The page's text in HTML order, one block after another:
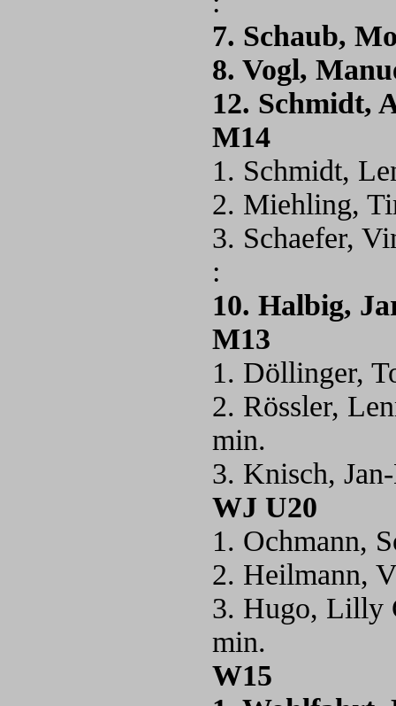
7. Schaub,
8. Vogl,
12. Schmidt,
M14
1. Schmidt,
2. Miehling,
3. Schaefer,
:
10. Halbig,
M13
1. Döllinger,
2. Rössler,
min.
3. Knisch,
WJ U20
1. Ochmann,
2. Heilmann,
3. Hugo, Lilly
min.
W15